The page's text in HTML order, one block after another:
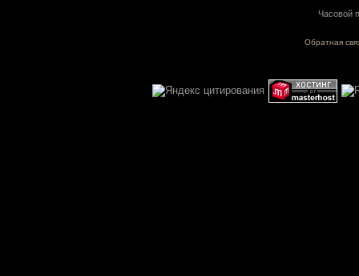
Часовой
Обратная